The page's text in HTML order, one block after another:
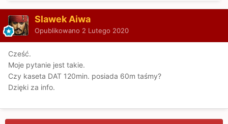
Slawek Aiwa
Opublikowano 2 Lutego 2020
Cześć.
Moje pytanie jest takie.
Czy kaseta DAT 120min. posiada 60m taśmy?
Dzięki za info.